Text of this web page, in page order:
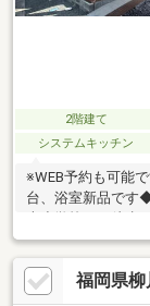
2階建て
システムキッチン
※WEB予約も可能
台、浴室新品です
（3400ｍ）◆スー
ング広々18.8帖
福岡県柳